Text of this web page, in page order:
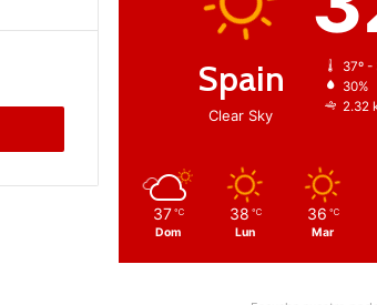
Spain
Clear Sky
37º -
30%
2.32
37 ℃
Dom
38 ℃
Lun
36 ℃
Mar